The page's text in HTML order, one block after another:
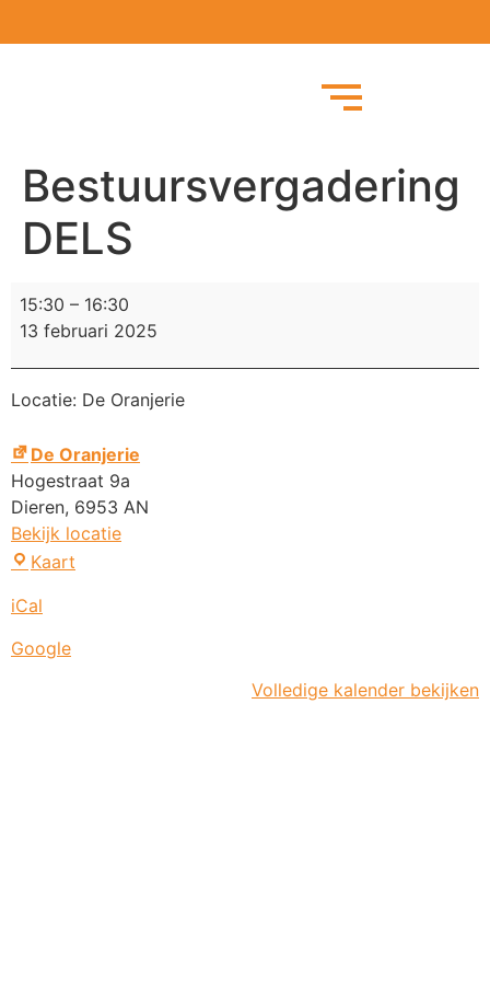
Bestuursvergadering
DELS
15:30 – 16:30
13 februari 2025
Locatie: De Oranjerie
De Oranjerie
Hogestraat 9a
Dieren, 6953 AN
Bekijk locatie
Kaart
iCal
Google
Volledige kalender bekijken